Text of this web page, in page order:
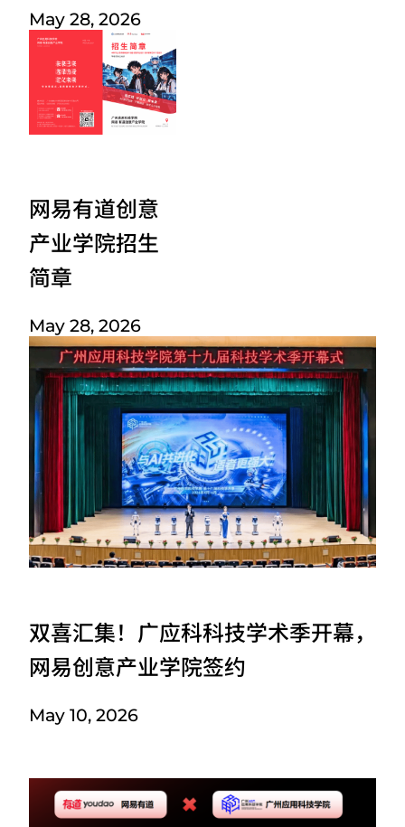
May 28, 2026
网易有道创意
产业学院招生
简章
May 28, 2026
双喜汇集！广应科科技学术季开幕，
网易创意产业学院签约
May 10, 2026